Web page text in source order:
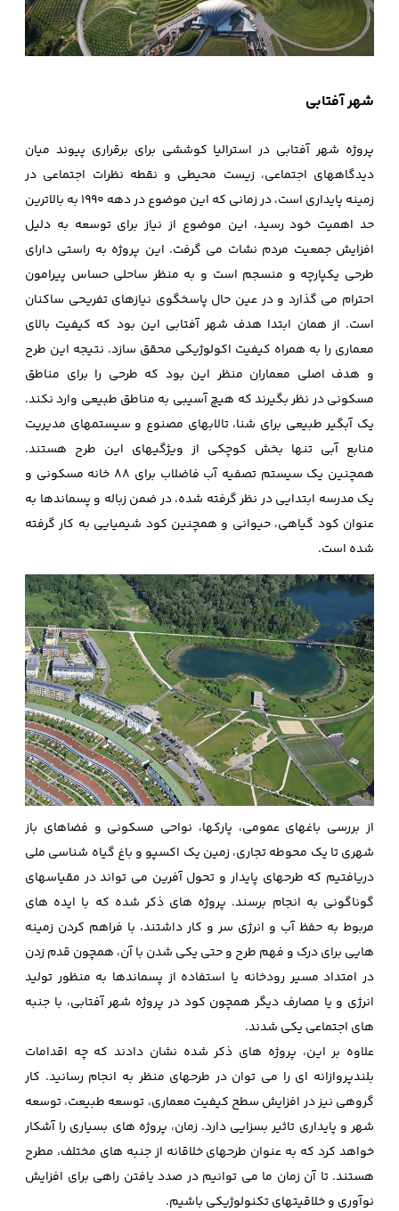
شهر آفتابی
پروژه شهر آفتابی در استرالیا کوششی برای برقراری پیوند میان
دیدگاههای اجتماعی، زیست محیطی و نقطه نظرات اجتماعی در
زمینه پایداری است، در زمانی که این موضوع در دهه 1990 به بالاترین
حد اهمیت خود رسید، این موضوع از نیاز برای توسعه به دلیل
افزایش جمعیت مردم نشات می گرفت. این پروژه به راستی دارای
طرحی یکپارچه و منسجم است و به منظر ساحلی حساس پیرامون
احترام می گذارد و در عین حال پاسخگوی نیازهای تفریحی ساکنان
است. از همان ابتدا هدف شهر آفتابی این بود که کیفیت بالای
معماری را به همراه کیفیت اکولوژیکی محقق سازد. نتیجه این طرح
و هدف اصلی معماران منظر این بود که طرحی را برای مناطق
مسکونی در نظر بگیرند که هیچ آسیبی به مناطق طبیعی وارد نکند.
یک آبگیر طبیعی برای شنا، تالابهای مصنوع و سیستمهای مدیریت
منابع آبی تنها بخش کوچکی از ویژگیهای این طرح هستند.
همچنین یک سیستم تصفیه آب فاضلاب برای 88 خانه مسکونی و
یک مدرسه ابتدایی در نظر گرفته شده، در ضمن زباله و پسماندها به
عنوان کود گیاهی، حیوانی و همچنین کود شیمیایی به کار گرفته
شده است.
از بررسی باغهای عمومی، پارکها، نواحی مسکونی و فضاهای باز
شهری تا یک محوطه تجاری، زمین یک اکسپو و باغ گیاه شناسی ملی
دریافتیم که طرحهای پایدار و تحول آفرین می تواند در مقیاسهای
گوناگونی به انجام برسند. پروژه های ذکر شده که با ایده های
مربوط به حفظ آب و انرژی سر و کار داشتند، با فراهم کردن زمینه
هایی برای درک و فهم طرح و حتی یکی شدن با آن، همچون قدم زدن
در امتداد مسیر رودخانه یا استفاده از پسماندها به منظور تولید
انرژی و یا مصارف دیگر همچون کود در پروژه شهر آفتابی، با جنبه
های اجتماعی یکی شدند.
علاوه بر این، پروژه های ذکر شده نشان دادند که چه اقدامات
بلندپروازانه ای را می توان در طرحهای منظر به انجام رسانید. کار
گروهی نیز در افزایش سطح کیفیت معماری، توسعه طبیعت، توسعه
شهر و پایداری تاثیر بسزایی دارد. زمان، پروژه های بسیاری را آشکار
خواهد کرد که به عنوان طرحهای خلاقانه از جنبه های مختلف، مطرح
هستند. تا آن زمان ما می توانیم در صدد یافتن راهی برای افزایش
نوآوری و خلاقیتهای تکنولوژیکی باشیم.